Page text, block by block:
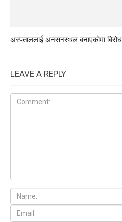
अस्पताललाई अनसनस्थल बनाएकोमा बिरोध
LEAVE A REPLY